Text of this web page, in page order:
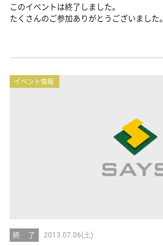
プライバシーポリシー
このイベントは終了しました。
たくさんのご参加ありがとうございました。
イベント情報
終 了 2013.07.06(土)